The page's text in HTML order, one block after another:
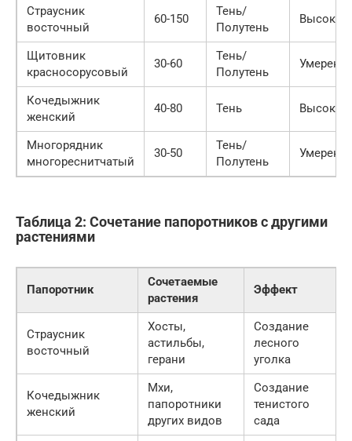
Страусник
восточный
60-150
Тень/
Полутень
Высокая
Щитовник
красносорусовый
30-60
Тень/
Полутень
Кочедыжник
женский
40-80 Тень Высокая
Многорядник
многореснитчатый
30-50
Тень/
Полутень
Таблица 2: Сочетание папоротников с другими
растениями
Папоротник
Сочетаемые
растения
Эффект
Страусник
восточный
Хосты,
астильбы,
герани
Создание
лесного
уголка
Кочедыжник
женский
Мхи,
папоротники
других видов
Создание
тенистого
сада